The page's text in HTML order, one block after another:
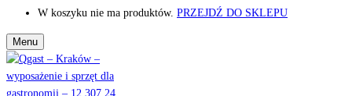
W koszyku nie ma produktów. PRZEJDŹ DO SKLEPU
Menu